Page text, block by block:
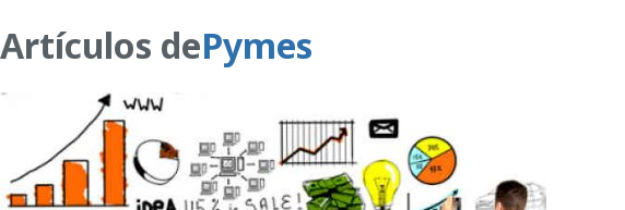
Artículos dePymes